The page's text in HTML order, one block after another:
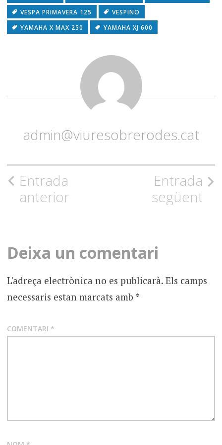
VESPA PRIMAVERA 125
VESPINO
YAMAHA X MAX 250
YAMAHA XJ 600
admin@viuresobrerodes.cat
Navegació
per
Entrada
anterior
Entrada
següent
Deixa un comentari
L'adreça electrònica no es publicarà. Els camps
necessaris estan marcats amb *
COMENTARI *